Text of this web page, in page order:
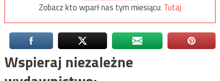
Zobacz kto wparł nas tym miesiącu: Tutaj
Wspieraj niezależne